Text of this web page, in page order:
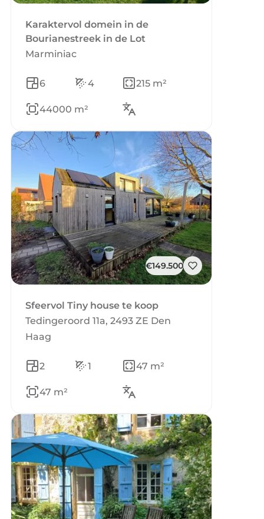
Karaktervol domein in de
Bourianestreek in de Lot
Marminiac
6 4 215 m²
44000 m²
€149.500
Sfeervol Tiny house te koop
Tedingeroord 11a, 2493 ZE Den
Haag
2 1 47 m²
47 m²